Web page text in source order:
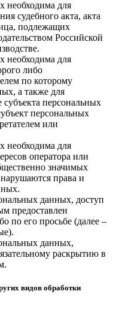
необходима для
судебного акта, акта
подлежащих
Российской
необходима для
либо
по которому
а также для
персональных
персональных
или
необходима для
оператора или
значимых
права и
данных, доступ
предоставлен
по его просьбе (далее –
данных,
раскрытию в
видов обработки